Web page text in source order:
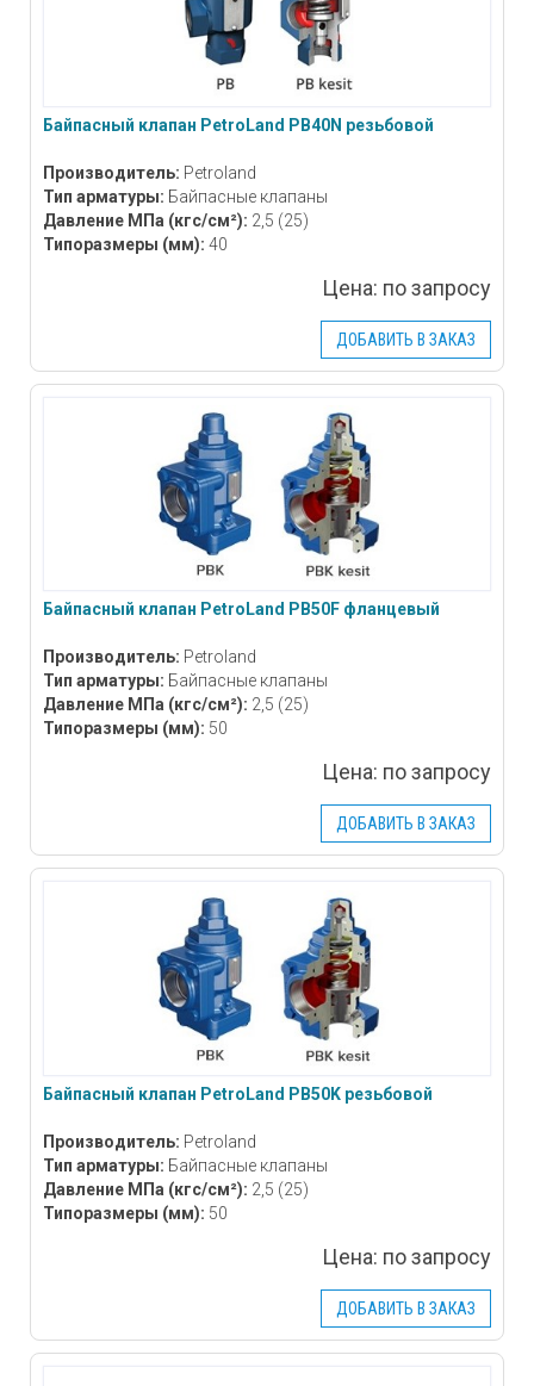
Байпасный клапан PetroLand PB40N резьбовой
Производитель: Petroland
Тип арматуры: Байпасные клапаны
Давление МПа (кгс/см²): 2,5 (25)
Типоразмеры (мм): 40
Цена: по запросу
ДОБАВИТЬ В ЗАКАЗ
Байпасный клапан PetroLand PB50F фланцевый
Производитель: Petroland
Тип арматуры: Байпасные клапаны
Давление МПа (кгс/см²): 2,5 (25)
Типоразмеры (мм): 50
Цена: по запросу
ДОБАВИТЬ В ЗАКАЗ
Байпасный клапан PetroLand PB50K резьбовой
Производитель: Petroland
Тип арматуры: Байпасные клапаны
Давление МПа (кгс/см²): 2,5 (25)
Типоразмеры (мм): 50
Цена: по запросу
ДОБАВИТЬ В ЗАКАЗ